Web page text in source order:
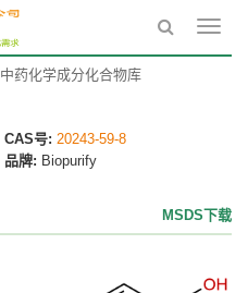
中药化学成分化合物库
CAS号: 20243-59-8
品牌: Biopurify
MSDS下载